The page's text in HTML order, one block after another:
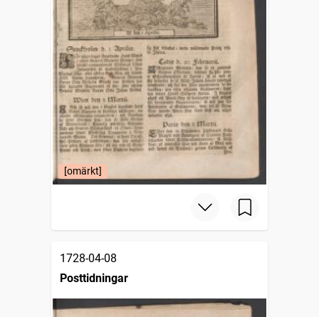
[omärkt]
1728-04-08
Posttidningar